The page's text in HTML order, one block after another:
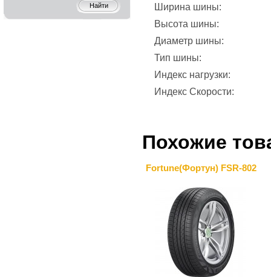
Ширина шины:
Высота шины:
Диаметр шины:
Тип шины:
Индекс нагрузки:
Индекс Скорости:
Похожие
Fortune(Фортун) FSR-802